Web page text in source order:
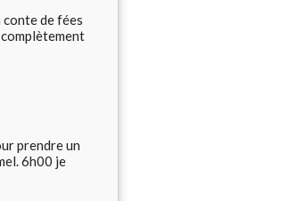
conte de fées
prendre un
6h00 je